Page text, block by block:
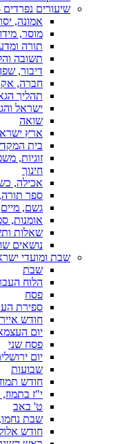
שיעורים נפרדים
אמונה,
מוסר,
תורה
תשובה
דיבור,
חברה,
תהליך
ישראל
שואה
ארץ
בית
זוגיות,
חינוך
אכילה,
ספר תורה,
גשם,
אומנות,
שאלות
נושאים
שבת ומועדי
שבת
הלוח
פסח
ספירת
חודש אייר
יום
פסח שני
יום
שבועות
חודש תמוז
י"ז
ט' באב
שבת
חודש